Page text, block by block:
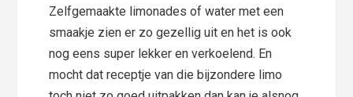
Zelfgemaakte limonades of water met een
smaakje zien er zo gezellig uit en het is ook
nog eens super lekker en verkoelend. En
mocht dat receptje van die bijzondere limo